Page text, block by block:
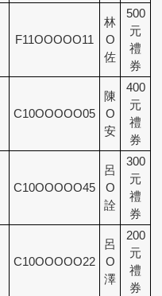
F11OOOOO11
林
O
佐
500
元
禮
券
C10OOOOO05
陳
O
安
400
元
禮
券
C10OOOOO45
呂
O
詮
300
元
禮
券
C10OOOOO22
呂
O
澤
200
元
禮
券